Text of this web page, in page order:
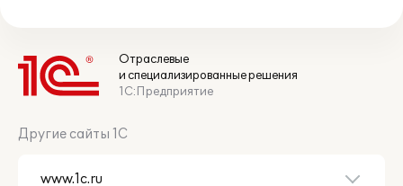
Отраслевые
и специализированные решения
1С:Предприятие
Другие сайты 1С